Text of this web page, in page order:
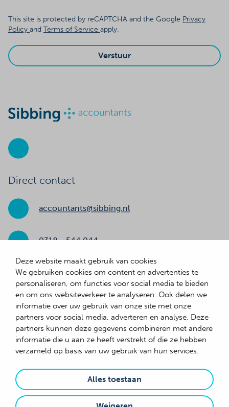
Deze website maakt gebruik van cookies
We gebruiken cookies om content en advertenties te
personaliseren, om functies voor social media te bieden
en om ons websiteverkeer te analyseren. Ook delen we
informatie over uw gebruik van onze site met onze
partners voor social media, adverteren en analyse. Deze
partners kunnen deze gegevens combineren met andere
informatie die u aan ze heeft verstrekt of die ze hebben
verzameld op basis van uw gebruik van hun services.
Alles toestaan
This site is protected by reCAPTCHA and the Google Privacy
Policy and Terms of Service apply.
Verstuur
Direct contact
accountants@sibbing.nl
0318 - 544 044
Adresgegevens
Gildetrom 33
3905 TB Veenendaal
Algemene voorwaarden
Cookies